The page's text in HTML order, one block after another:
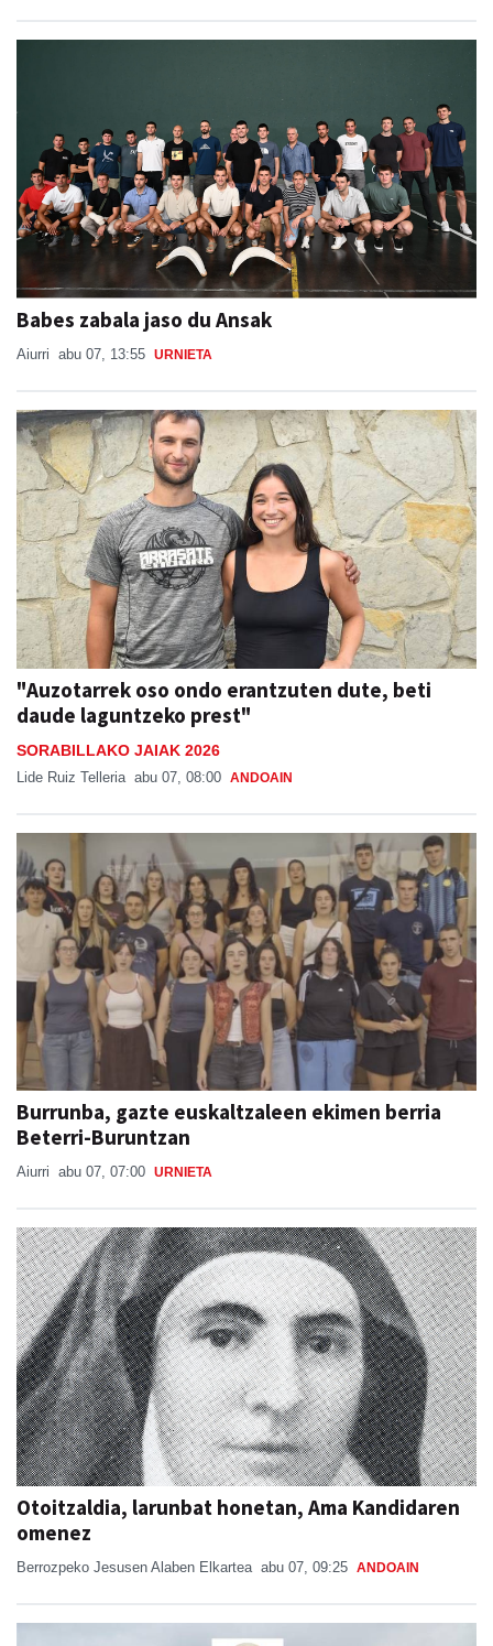
Babes zabala jaso du Ansak
Aiurri abu 07, 13:55 URNIETA
"Auzotarrek oso ondo erantzuten dute, beti
daude laguntzeko prest"
SORABILLAKO JAIAK 2026
Lide Ruiz Telleria abu 07, 08:00 ANDOAIN
Burrunba, gazte euskaltzaleen ekimen berria
Beterri-Buruntzan
Aiurri abu 07, 07:00 URNIETA
Otoitzaldia, larunbat honetan, Ama Kandidaren
omenez
Berrozpeko Jesusen Alaben Elkartea abu 07, 09:25 ANDOAIN